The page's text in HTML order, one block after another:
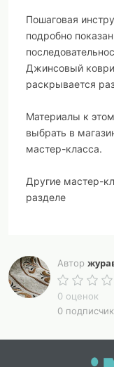
Пошаговая
подробно
Джинсовый
раскрывается
Материалы к
выбрать в
мастер-класса.
Другие мастер-
разделе
Автор
0 оценок
0